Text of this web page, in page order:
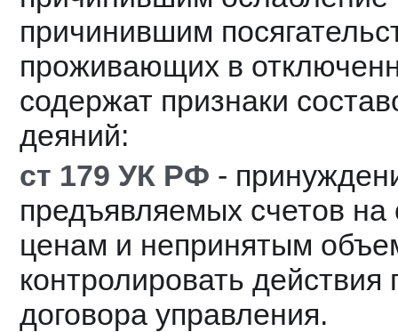
причинившим
проживающих в
содержат признаки
деяний:
ст 179 УК РФ -
предъявляемых счетов на
ценам и непринятым
контролировать
договора управления.